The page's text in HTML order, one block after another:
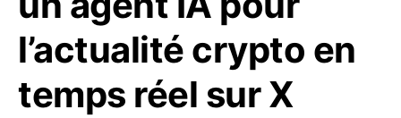
l’actualité crypto en
temps réel sur X